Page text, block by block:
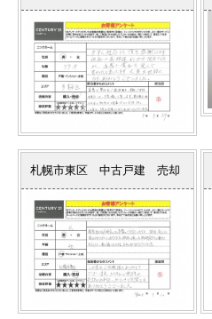
札幌市東区 中古戸建 売却